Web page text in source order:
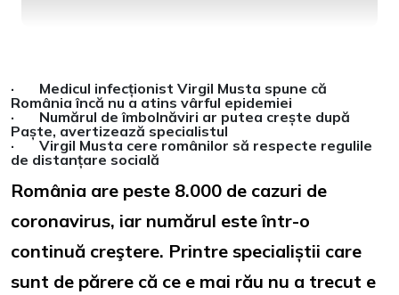
· Medicul infecționist Virgil Musta spune că
România încă nu a atins vârful epidemiei
· Numărul de îmbolnăviri ar putea crește după
Paște, avertizează specialistul
· Virgil Musta cere românilor să respecte regulile
de distanțare socială
România are peste 8.000 de cazuri de
coronavirus, iar numărul este într-o
continuă creştere. Printre specialiștii care
sunt de părere că ce e mai rău nu a trecut e